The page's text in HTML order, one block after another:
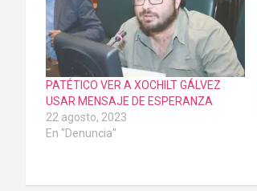
PATÉTICO VER A XOCHILT GÁLVEZ
USAR MENSAJE DE ESPERANZA
22 agosto, 2023
En "Denuncia"